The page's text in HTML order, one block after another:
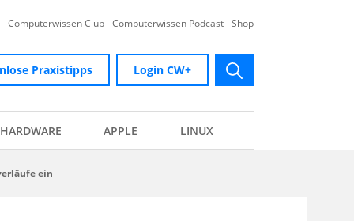
Computerwissen Club Computerwissen Podcast Shop
Praxistipps
Login CW+
submit
HARDWARE APPLE LINUX
ein